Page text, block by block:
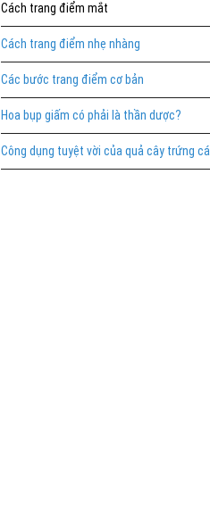
Cách trang điểm mắt
Cách trang điểm nhẹ nhàng
Các bước trang điểm cơ bản
Hoa bụp giấm có phải là thần dược?
Công dụng tuyệt vời của quả cây trứng cá